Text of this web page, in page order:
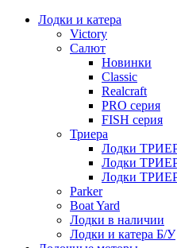
Лодки и катера
Victory
Салют
Новинки
Classic
Realcraft
PRO серия
FISH серия
Триера
Лодки
Лодки
Лодки
Parker
Boat Yard
Лодки в наличии
Лодки и катера Б/У